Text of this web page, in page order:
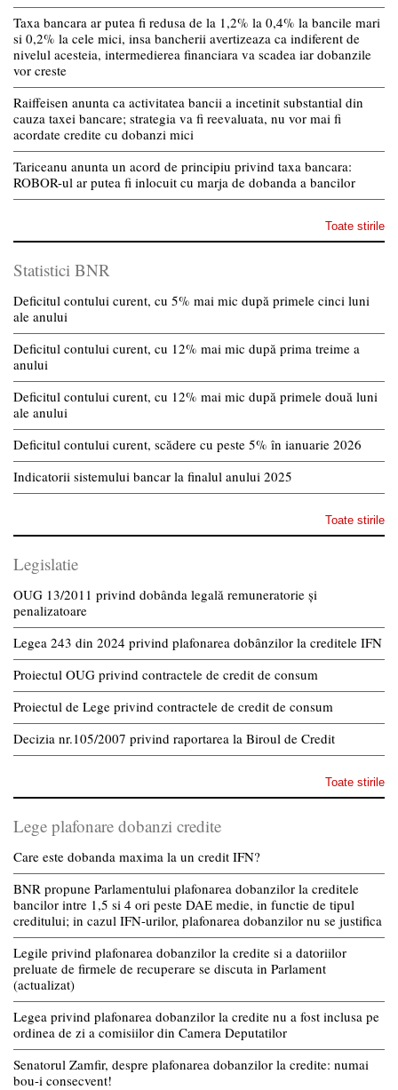
Taxa bancara ar putea fi redusa de la 1,2% la 0,4% la bancile mari
si 0,2% la cele mici, insa bancherii avertizeaza ca indiferent de
nivelul acesteia, intermedierea financiara va scadea iar dobanzile
vor creste
Raiffeisen anunta ca activitatea bancii a incetinit substantial din
cauza taxei bancare; strategia va fi reevaluata, nu vor mai fi
acordate credite cu dobanzi mici
Tariceanu anunta un acord de principiu privind taxa bancara:
ROBOR-ul ar putea fi inlocuit cu marja de dobanda a bancilor
Toate stirile
Statistici BNR
Deficitul contului curent, cu 5% mai mic după primele cinci luni
ale anului
Deficitul contului curent, cu 12% mai mic după prima treime a
anului
Deficitul contului curent, cu 12% mai mic după primele două luni
ale anului
Deficitul contului curent, scădere cu peste 5% în ianuarie 2026
Indicatorii sistemului bancar la finalul anului 2025
Toate stirile
Legislatie
OUG 13/2011 privind dobânda legală remuneratorie și
penalizatoare
Legea 243 din 2024 privind plafonarea dobânzilor la creditele IFN
Proiectul OUG privind contractele de credit de consum
Proiectul de Lege privind contractele de credit de consum
Decizia nr.105/2007 privind raportarea la Biroul de Credit
Toate stirile
Lege plafonare dobanzi credite
Care este dobanda maxima la un credit IFN?
BNR propune Parlamentului plafonarea dobanzilor la creditele
bancilor intre 1,5 si 4 ori peste DAE medie, in functie de tipul
creditului; in cazul IFN-urilor, plafonarea dobanzilor nu se justifica
Legile privind plafonarea dobanzilor la credite si a datoriilor
preluate de firmele de recuperare se discuta in Parlament
(actualizat)
Legea privind plafonarea dobanzilor la credite nu a fost inclusa pe
ordinea de zi a comisiilor din Camera Deputatilor
Senatorul Zamfir, despre plafonarea dobanzilor la credite: numai
bou-i consecvent!